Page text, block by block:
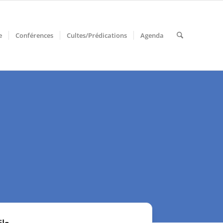
Conférences Cultes/Prédications Agenda